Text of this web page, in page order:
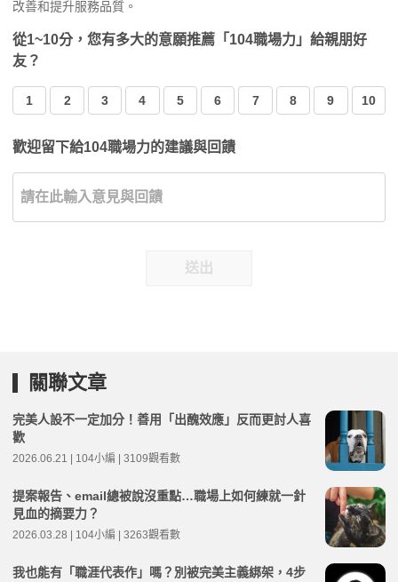
改善和提升服務品質。
從1~10分，您有多大的意願推薦「104職場力」給親朋好
友？
1 2 3 4 5 6 7 8 9 10
歡迎留下給104職場力的建議與回饋
送出
關聯文章
完美人設不一定加分！善用「出醜效應」反而更討人喜
歡
2026.06.21 | 104小編 | 3109觀看數
提案報告、email總被說沒重點…職場上如何練就一針
見血的摘要力？
2026.03.28 | 104小編 | 3263觀看數
我也能有「職涯代表作」嗎？別被完美主義綁架，4步